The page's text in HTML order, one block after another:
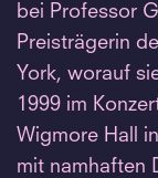
bei Professor
Preisträgerin
York, worauf
1999 im
Wigmore Hall
mit namhaften